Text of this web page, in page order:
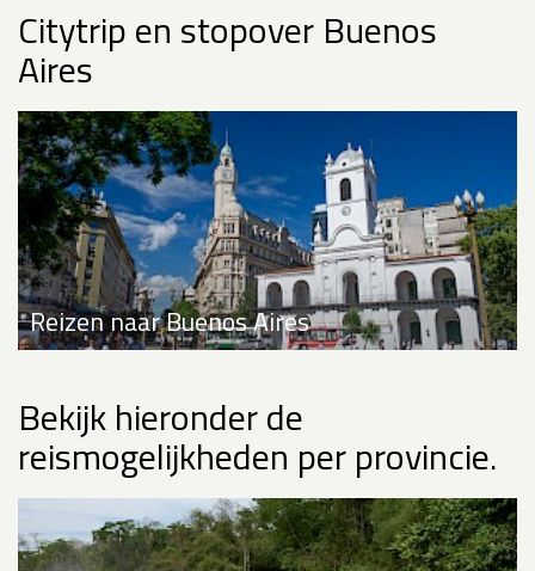
Citytrip en stopover Buenos
Aires
Reizen naar Buenos Aires
Bekijk hieronder de
reismogelijkheden per provincie.